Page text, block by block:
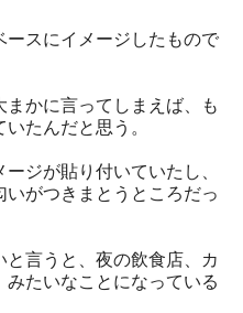
ースにイメージしたもので
まかに言ってしまえば、も
たんだと思う。
ジが貼り付いていたし、
がつきまとうところだっ
と言うと、夜の飲食店、カ
たいなことになっている